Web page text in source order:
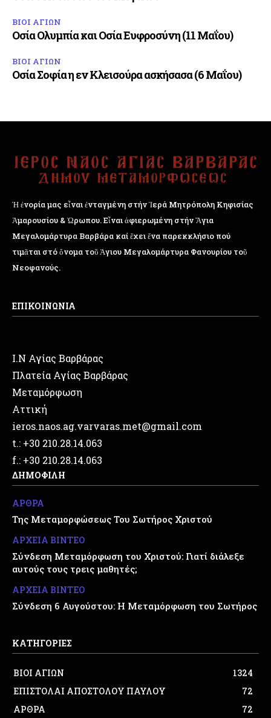
ΒΙΟΙ ΑΓΙΩΝ
Οσία Ολυμπία και Οσία Ευφροσύνη (11 Μαΐου)
ΒΙΟΙ ΑΓΙΩΝ
Οσία Σοφία η εν Κλεισούρα ασκήσασα (6 Μαΐου)
Ἡ ἐνορία μας εἶναι ἐνταγμένη στήν Ἱερά Μητρόπολη Κηφισίας
Ἁμαρουσίου & Ὠρωπου. Εἶναι ἀφιερωμένη στήν Ἅγια
Μεγαλομάρτυρα Βαρβάρα καί ἔχει ἕνα παρεκκλήσιο πού
τιμᾶται στό ὄνομα τοῦ Ἁγιου Μεγαλομάρτυρα Φανουρίου τοῦ
Νεοφανούς.
ΕΠΙΚΟΙΝΩΝΙΑ
Ι.Ν Αγίας Βαρβάρας
Πλατεία Αγίας Βαρβάρας
Μεταμόρφωση
Αττική
ieros.naos.ag.varvaras.met@gmail.com
t.: +30 210.28.14.063
f.: +30 210.28.14.063
ΔΗΜΟΦΙΛΗ
ΑΡΘΡΑ
Της Μεταμορφώσεως Του Σωτήρος Χριστού
ΑΡΧΕΙΑ ΒΙΝΤΕΟ
Σύνδεση Μεταμόρφωση του Χριστού: Γιατί διάλεξε
αυτούς τους τρεις μαθητές;
ΑΡΧΕΙΑ ΒΙΝΤΕΟ
Σύνδεση 6 Αυγούστου: Η Μεταμόρφωση του Σωτήρος
ΚΑΤΗΓΟΡΙΕΣ
ΒΙΟΙ ΑΓΙΩΝ
1324
ΕΠΙΣΤΟΛΑΙ ΑΠΟΣΤΟΛΟΥ ΠΑΥΛΟΥ
72
ΑΡΘΡΑ
72